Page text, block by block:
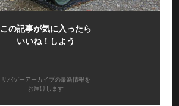
この記事が気に入ったら
いいね！しよう
サバゲーアーカイブの最新情報を
お届けします